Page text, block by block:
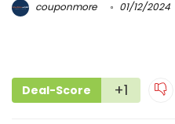
couponmore 01/12/2024
Deal-Score +1